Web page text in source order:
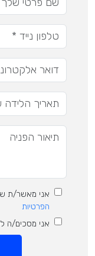
אני מאשר/ת
הפרטיות
אני מסכים/ה